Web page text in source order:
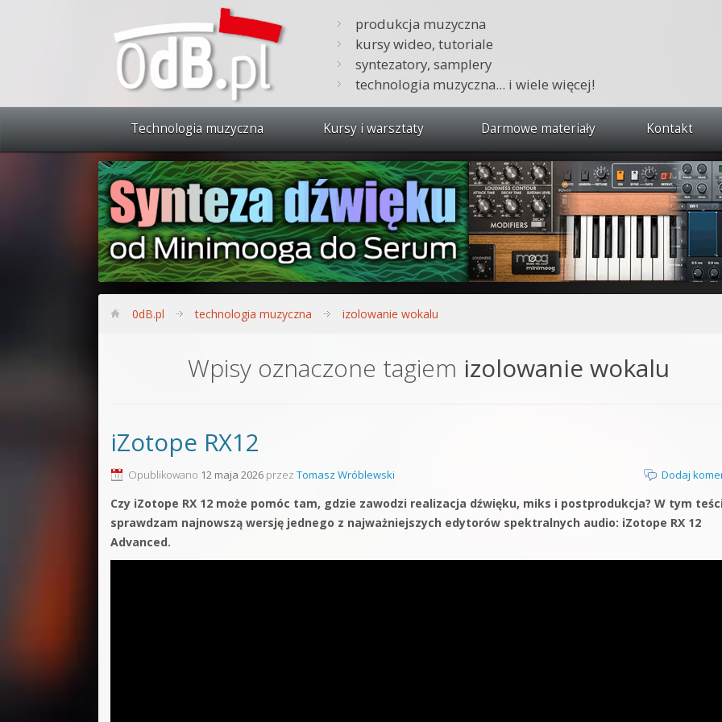
produkcja muzyczna
kursy wideo, tutoriale
syntezatory, samplery
technologia muzyczna... i wiele więcej!
Technologia muzyczna Kursy i warsztaty
Zobacz wszystkie kursy i warsztaty
Synteza dźwięku 🔥
Produkcja muzyczna w praktyce
Bitwig Studio od podstaw
Sound Forge od podstaw
Pakiety
Darmowe materiały Kontakt
0dB.pl technologia muzyczna izolowanie wokalu
Wpisy oznaczone tagiem izolowanie wokalu
iZotope RX12
Opublikowano 12 maja 2026 przez Tomasz Wróblewski Dodaj
Czy iZotope RX 12 może pomóc tam, gdzie zawodzi realizacja dźwięku, miks i postprodukcja? W tym
sprawdzam najnowszą wersję jednego z najważniejszych edytorów spektralnych audio: iZotope RX 12
Advanced.